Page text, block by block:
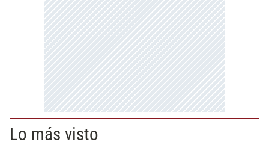
Lo más visto